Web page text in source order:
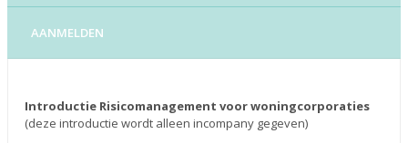
AANMELDEN
Introductie Risicomanagement voor woningcorporaties
(deze introductie wordt alleen incompany gegeven)